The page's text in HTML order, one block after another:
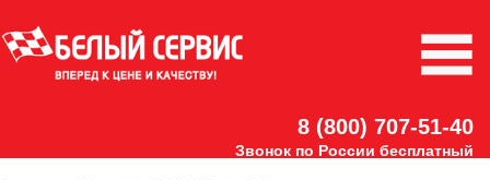
8 (800) 707-51-40
Звонок по России бесплатный